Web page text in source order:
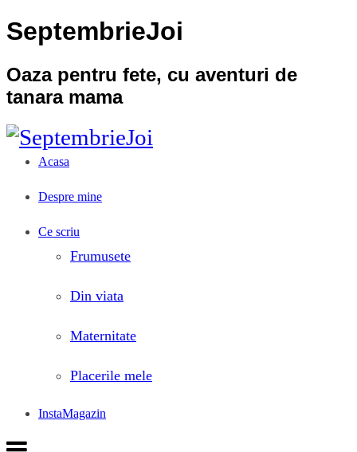
SeptembrieJoi
Oaza pentru fete, cu aventuri de
tanara mama
Acasa
Despre mine
Ce scriu
Frumusete
Din viata
Maternitate
Placerile mele
InstaMagazin